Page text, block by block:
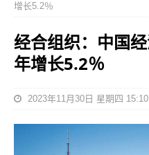
增长5.2％
经合组织：中国
年增长5.2％
2023年11月30日 星期四 15:10